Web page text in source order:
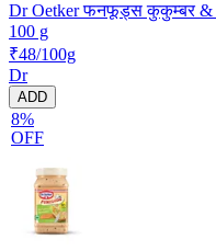
Dr Oetker फनफूड्स कुकुम्बर &
100 g
₹48/100g
Dr
ADD
8%
OFF